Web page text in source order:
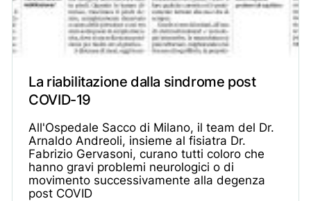
La riabilitazione dalla sindrome post
COVID-19
All'Ospedale Sacco di Milano, il team del Dr.
Arnaldo Andreoli, insieme al fisiatra Dr.
Fabrizio Gervasoni, curano tutti coloro che
hanno gravi problemi neurologici o di
movimento successivamente alla degenza
post COVID